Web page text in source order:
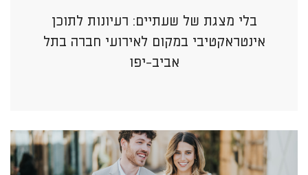
בלי מצגת של שעתיים: רעיונות לתוכן
אינטראקטיבי במקום לאירועי חברה בתל
אביב-יפו